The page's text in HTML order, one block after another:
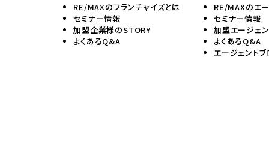
RE/MAXのフランチャイズとは
セミナー情報
加盟企業様のSTORY
よくあるQ&A
RE/MAXのエ
セミナー情報
加盟エージェ
よくあるQ&A
エージェント